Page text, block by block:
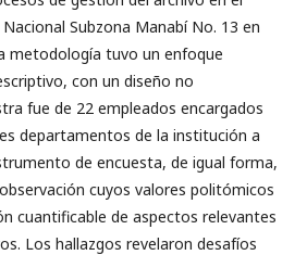
Subzona Manabí No. 13 en
metodología tuvo un enfoque
con un diseño no
fue de 22 empleados encargados
departamentos de la institución a
de encuesta, de igual forma,
cuyos valores politómicos
cuantificable de aspectos relevantes
Los hallazgos revelaron desafíos